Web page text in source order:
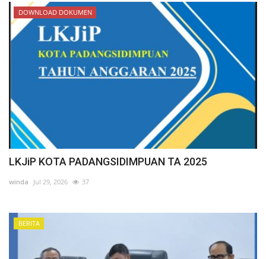
DOWNLOAD DOKUMEN
LKJiP KOTA PADANGSIDIMPUAN TA 2025
winda Jul 29, 2026 37
BERITA